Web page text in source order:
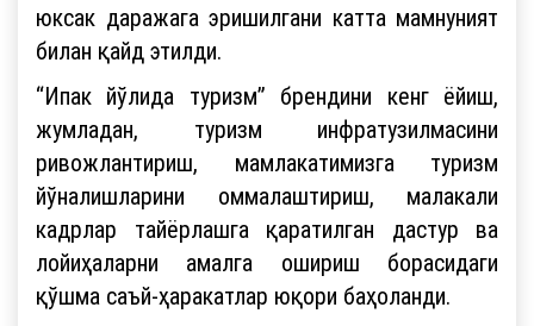
юксак даражага эришилгани катта мамнуният
билан қайд этилди.
“Ипак йўлида туризм” брендини кенг ёйиш,
жумладан, туризм инфратузилмасини
ривожлантириш, мамлакатимизга туризм
йўналишларини оммалаштириш, малакали
кадрлар тайёрлашга қаратилган дастур ва
лойиҳаларни амалга ошириш борасидаги
қўшма саъй-ҳаракатлар юқори баҳоланди.